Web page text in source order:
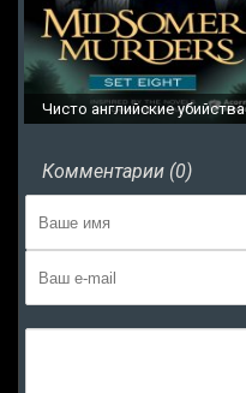
Чисто английские убийства
Комментарии (0)